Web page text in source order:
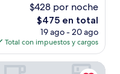
$428 por noche
El
precio
actual
es
de
$475 en total
19 ago - 20 ago
Total con impuestos y cargos